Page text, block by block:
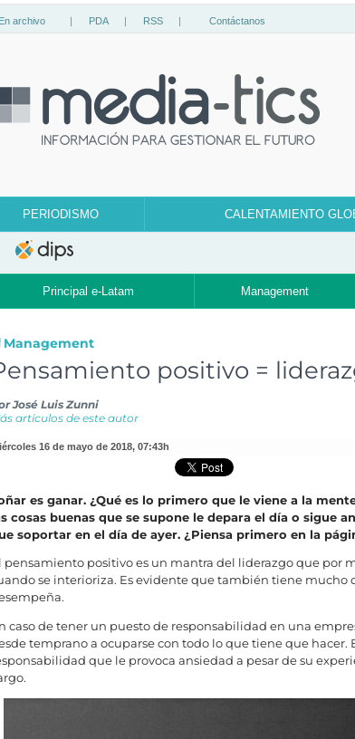
En archivo | PDA | RSS | Contáctanos
PERIODISMO CALENTAMIENTO
Principal e-Latam Management
Management
positivo =
José Luis Zunni
artículos de este autor
16 de mayo de 2018, 07:43h
es ganar. ¿Qué es lo primero que le viene a la
cosas buenas que se supone le depara el día o sigue
soportar en el día de ayer. ¿Piensa primero en la
pensamiento positivo es un mantra del liderazgo que por
se interioriza. Es evidente que también tiene mucho
caso de tener un puesto de responsabilidad en una
temprano a ocuparse con todo lo que tiene que hacer.
que le provoca ansiedad a pesar de su